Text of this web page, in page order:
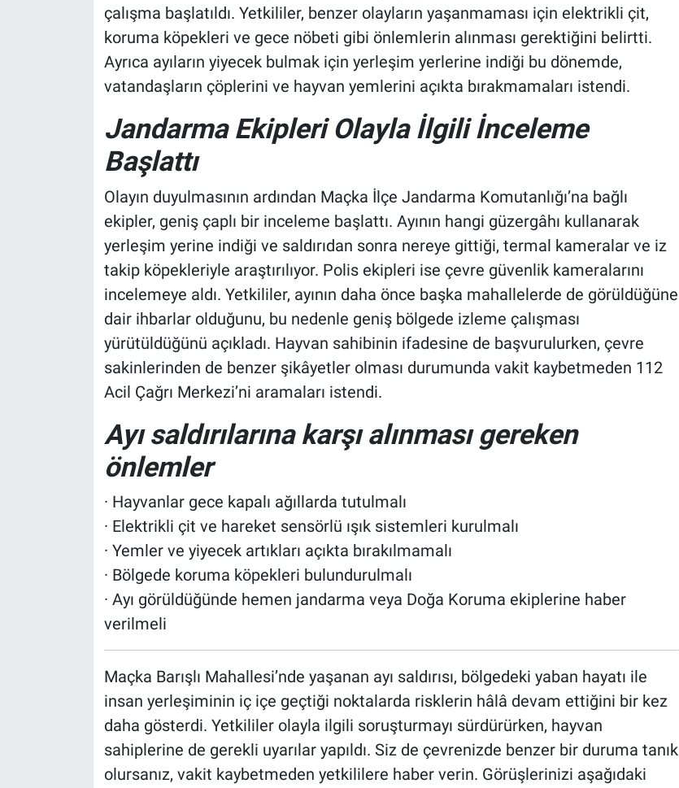
çalışma başlatıldı. Yetkililer, benzer olayların yaşanmaması için elektrikli çit,
koruma köpekleri ve gece nöbeti gibi önlemlerin alınması gerektiğini belirtti.
Ayrıca ayıların yiyecek bulmak için yerleşim yerlerine indiği bu dönemde,
vatandaşların çöplerini ve hayvan yemlerini açıkta bırakmamaları istendi.
Jandarma Ekipleri Olayla İlgili İnceleme
Başlattı
Olayın duyulmasının ardından Maçka İlçe Jandarma Komutanlığı’na bağlı
ekipler, geniş çaplı bir inceleme başlattı. Ayının hangi güzergâhı kullanarak
yerleşim yerine indiği ve saldırıdan sonra nereye gittiği, termal kameralar ve iz
takip köpekleriyle araştırılıyor. Polis ekipleri ise çevre güvenlik kameralarını
incelemeye aldı. Yetkililer, ayının daha önce başka mahallelerde de görüldüğüne
dair ihbarlar olduğunu, bu nedenle geniş bölgede izleme çalışması
yürütüldüğünü açıkladı. Hayvan sahibinin ifadesine de başvurulurken, çevre
sakinlerinden de benzer şikâyetler olması durumunda vakit kaybetmeden 112
Acil Çağrı Merkezi’ni aramaları istendi.
Ayı saldırılarına karşı alınması gereken
önlemler
· Hayvanlar gece kapalı ağıllarda tutulmalı
· Elektrikli çit ve hareket sensörlü ışık sistemleri kurulmalı
· Yemler ve yiyecek artıkları açıkta bırakılmamalı
· Bölgede koruma köpekleri bulundurulmalı
· Ayı görüldüğünde hemen jandarma veya Doğa Koruma ekiplerine haber
verilmeli
Maçka Barışlı Mahallesi’nde yaşanan ayı saldırısı, bölgedeki yaban hayatı ile
insan yerleşiminin iç içe geçtiği noktalarda risklerin hâlâ devam ettiğini bir kez
daha gösterdi. Yetkililer olayla ilgili soruşturmayı sürdürürken, hayvan
sahiplerine de gerekli uyarılar yapıldı. Siz de çevrenizde benzer bir duruma tanık
olursanız, vakit kaybetmeden yetkililere haber verin. Görüşlerinizi aşağıdaki